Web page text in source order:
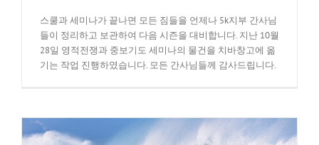
스쿨과 세미나가 끝나면 모든 짐들을 언제나 5k지부 간사님
들이 정리하고 보관하여 다음 시즌을 대비합니다. 지난 10월
28일 영적전쟁과 중보기도 세미나의 물건을 치바창고에 옮
기는 작업 진행하였습니다. 모든 간사님들께 감사드립니다.